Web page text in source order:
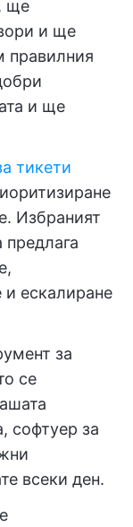
ще
и ще
правилния
и ще
тикети
Избраният
предлага
и ескалиране
за
се
софтуер за
всеки ден.